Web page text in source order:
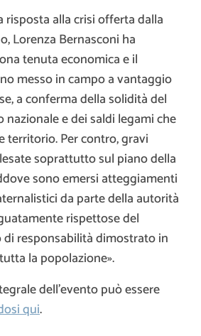
risposta alla crisi offerta dalla
Lorenza Bernasconi ha
tenuta economica e il
messo in campo a vantaggio
a conferma della solidità del
e dei saldi legami che
territorio. Per contro, gravi
soprattutto sul piano della
sono emersi atteggiamenti
da parte della autorità
rispettose del
responsabilità dimostrato in
la popolazione».
dell’evento può essere
qui.